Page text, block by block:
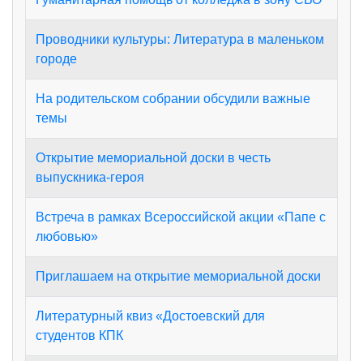
Проводники культуры: Литература в маленьком
городе
На родительском собрании обсудили важные
темы
Открытие мемориальной доски в честь
выпускника-героя
Встреча в рамках Всероссийской акции «Папе с
любовью»
Приглашаем на открытие мемориальной доски
Литературный квиз «Достоевский для
студентов КПК